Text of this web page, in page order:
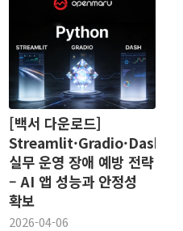
[백서 다운로드]
Streamlit·Gradio·Dash
실무 운영 장애 예방 전략
– AI 앱 성능과 안정성
확보
2026-04-06